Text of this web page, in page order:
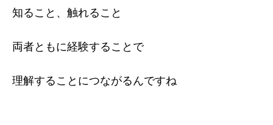
知ること、触れること
両者ともに経験することで
理解することにつながるんですね